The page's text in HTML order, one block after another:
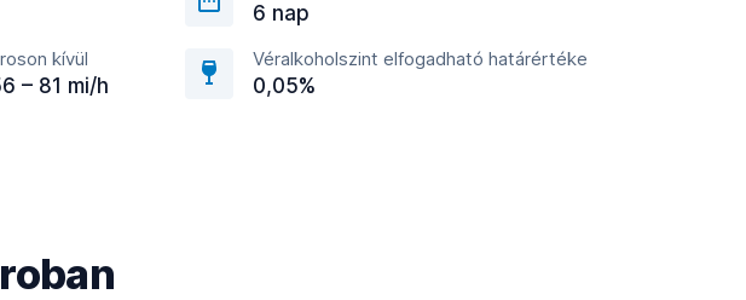
6 nap
kívül
– 81 mi/h
Véralkoholszint elfogadható határértéke
0,05%